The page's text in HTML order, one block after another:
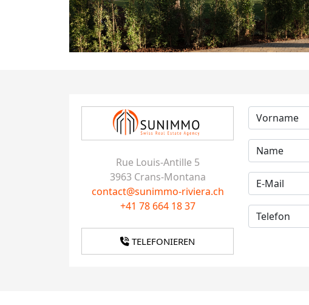
Rue Louis-Antille 5
3963 Crans-Montana
contact@sunimmo-riviera.ch
+41 78 664 18 37
TELEFONIEREN